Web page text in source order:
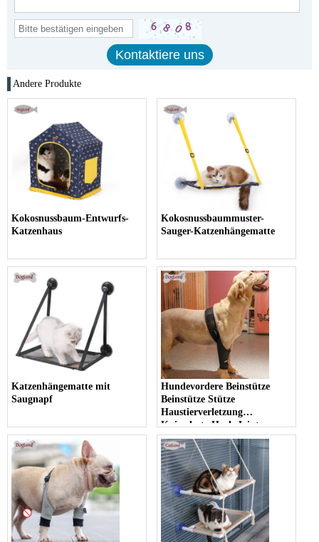
Andere Produkte
Kokosnussbaum-Entwurfs-
Katzenhaus
Kokosnussbaummuster-
Sauger-Katzenhängematte
Katzenhängematte mit
Saugnapf
Hundevordere Beinstütze
Beinstütze Stütze
Haustierverletzung
Knieschutz Hock Joint
Beinhülse für Hinterbein Pet
Brace heilt und verhindern
Verletzungen